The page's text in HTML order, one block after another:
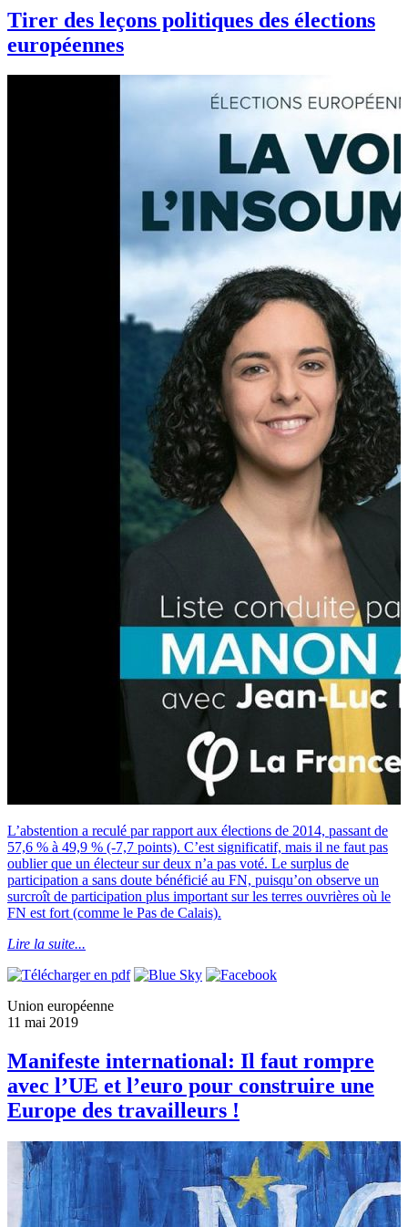
Tirer des leçons politiques des élections
européennes
L’abstention a reculé par rapport aux élections de 2014, passant de
57,6 % à 49,9 % (-7,7 points). C’est significatif, mais il ne faut pas
oublier que un électeur sur deux n’a pas voté. Le surplus de
participation a sans doute bénéficié au FN, puisqu’on observe un
surcroît de participation plus important sur les terres ouvrières où le
FN est fort (comme le Pas de Calais).
Lire la suite...
Union européenne
11 mai 2019
Manifeste international: Il faut rompre
avec l’UE et l’euro pour construire une
Europe des travailleurs !